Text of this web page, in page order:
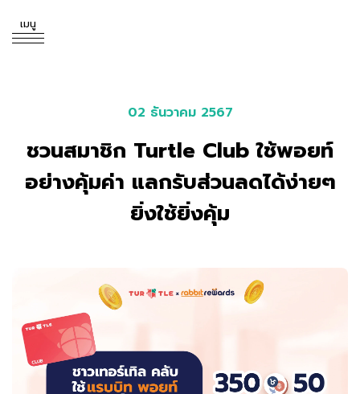
เมนู
02 ธันวาคม 2567
ชวนสมาชิก Turtle Club ใช้พอยท์
อย่างคุ้มค่า แลกรับส่วนลดได้ง่ายๆ
ยิ่งใช้ยิ่งคุ้ม